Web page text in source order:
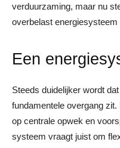
verduurzaming, maar nu
overbelast energiesysteem
Een
Steeds duidelijker wordt
fundamentele overgang
op centrale opwek en
systeem vraagt juist om